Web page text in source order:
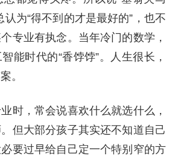
认为“得不到的才是最好的”，也不
专业有执念。当年冷门的数学，
能时代的“香饽饽”。人生很长，
。
时，常会说喜欢什么就选什么，
但大部分孩子其实还不知道自己
要过早给自己定一个特别窄的方